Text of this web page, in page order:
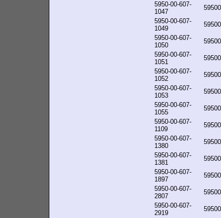
5950-00-607-
1047
5950-00-607-
1049
5950-00-607-
1050
5950-00-607-
1051
5950-00-607-
1052
5950-00-607-
1053
5950-00-607-
1055
5950-00-607-
1109
5950-00-607-
1380
5950-00-607-
1381
5950-00-607-
1897
5950-00-607-
2807
5950-00-607-
2919